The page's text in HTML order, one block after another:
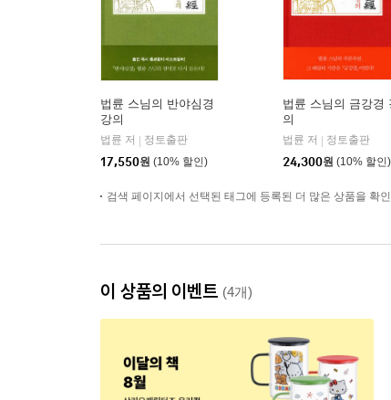
법륜 스님의 반야심경
강의
법륜 저
정토출판
17,550원 (10% 할인)
법륜 스님의 금강경
의
법륜 저
정토출판
24,300원 (10% 할인)
검색 페이지에서 선택된 태그에 등록된 더 많은 상품을 확
이 상품의 이벤트 (4개)